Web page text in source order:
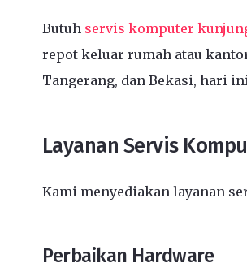
Butuh servis komputer
repot keluar rumah atau
Tangerang, dan Bekasi, hari
Layanan Servis
Kami menyediakan layanan
Perbaikan Hardware